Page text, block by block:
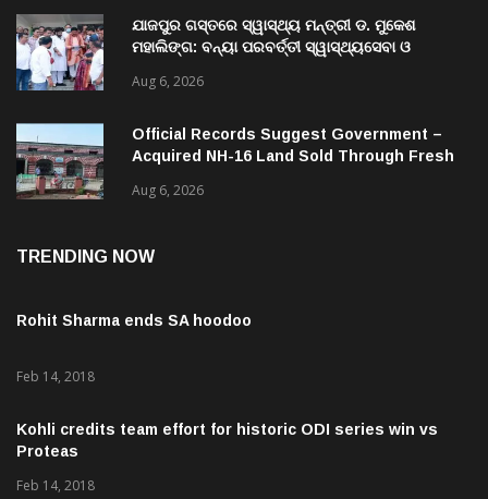
ଯାଜପୁର ଗସ୍ତରେ ସ୍ୱାସ୍ଥ୍ୟ ମନ୍ତ୍ରୀ ଡ. ମୁକେଶ
ମହାଲିଙ୍ଗ: ବନ୍ୟା ପରବର୍ତ୍ତୀ ସ୍ୱାସ୍ଥ୍ୟସେବା ଓ
Aug 6, 2026
Official Records Suggest Government –
Acquired NH-16 Land Sold Through Fresh
Revenue Lapses.
Aug 6, 2026
TRENDING NOW
Rohit Sharma ends SA hoodoo
Feb 14, 2018
Kohli credits team effort for historic ODI series win vs
Proteas
Feb 14, 2018